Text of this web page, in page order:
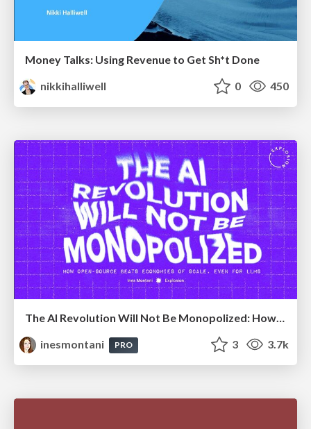
Money Talks: Using Revenue to Get Sh*t Done
nikkihalliwell
0 450
The AI Revolution Will Not Be Monopolized: How open-source beats economies of scale, even for LLMs
inesmontani
PRO 3 3.7k